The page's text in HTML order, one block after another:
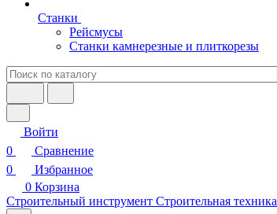
Станки
Рейсмусы
Станки камнерезные и плиткорезы
Войти
0
Сравнение
0
Избранное
0 Корзина
Строительный инструмент Строительная техника